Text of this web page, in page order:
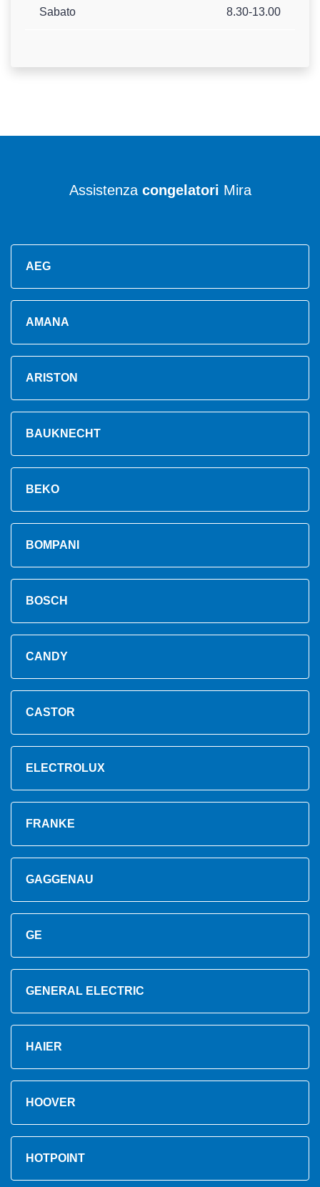
Sabato 8.30-13.00
Assistenza congelatori Mira
AEG
AMANA
ARISTON
BAUKNECHT
BEKO
BOMPANI
BOSCH
CANDY
CASTOR
ELECTROLUX
FRANKE
GAGGENAU
GE
GENERAL ELECTRIC
HAIER
HOOVER
HOTPOINT